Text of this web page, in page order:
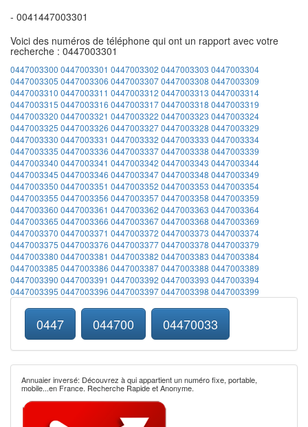
- 0041447003301
Voici des numéros de téléphone qui ont un rapport avec votre
recherche : 0447003301
0447003300 0447003301 0447003302 0447003303 0447003304
0447003305 0447003306 04470033070447003308 0447003309
0447003310 0447003311 0447003312 0447003313 0447003314
0447003315 0447003316 04470033170447003318 0447003319
0447003320 0447003321 0447003322 0447003323 0447003324
0447003325 0447003326 04470033270447003328 0447003329
0447003330 0447003331 0447003332 0447003333 0447003334
0447003335 0447003336 04470033370447003338 0447003339
0447003340 0447003341 0447003342 0447003343 0447003344
0447003345 0447003346 04470033470447003348 0447003349
0447003350 0447003351 0447003352 0447003353 0447003354
0447003355 0447003356 04470033570447003358 0447003359
0447003360 0447003361 0447003362 0447003363 0447003364
0447003365 0447003366 04470033670447003368 0447003369
0447003370 0447003371 0447003372 0447003373 0447003374
0447003375 0447003376 04470033770447003378 0447003379
0447003380 0447003381 0447003382 0447003383 0447003384
0447003385 0447003386 04470033870447003388 0447003389
0447003390 0447003391 0447003392 0447003393 0447003394
0447003395 0447003396 04470033970447003398 0447003399
0447 044700 04470033
Annuaier inversé: Découvrez à qui appartient un numéro fixe, portable,
mobile...en France. Recherche Rapide et Anonyme.